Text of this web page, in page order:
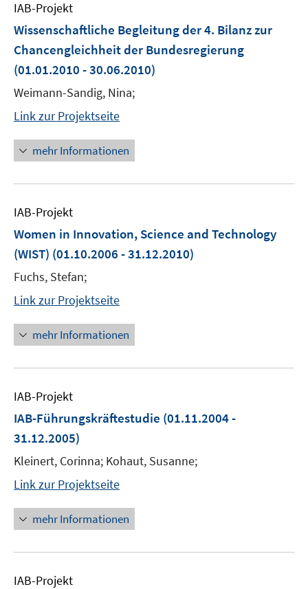
IAB-Projekt
Wissenschaftliche Begleitung der 4. Bilanz zur
Chancengleichheit der Bundesregierung
(01.01.2010 - 30.06.2010)
Weimann-Sandig, Nina;
Link zur Projektseite
mehr Informationen
IAB-Projekt
Women in Innovation, Science and Technology
(WIST) (01.10.2006 - 31.12.2010)
Fuchs, Stefan;
Link zur Projektseite
mehr Informationen
IAB-Projekt
IAB-Führungskräftestudie (01.11.2004 -
31.12.2005)
Kleinert, Corinna; Kohaut, Susanne;
Link zur Projektseite
mehr Informationen
IAB-Projekt